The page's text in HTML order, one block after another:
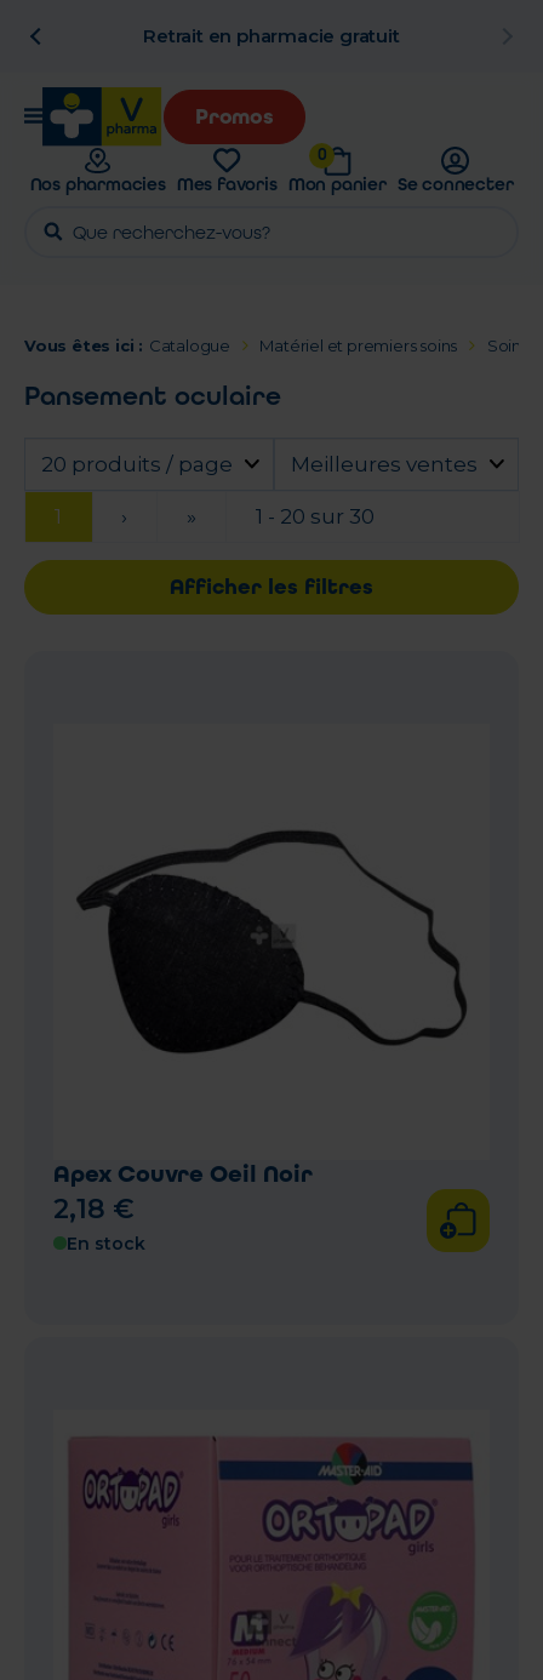
Retrait en pharmacie gratuit
Promos
Nos pharmacies Mes favoris
0
Mon panier Se connecter
Vous êtes ici : Catalogue Matériel et premiers soins Soins
Pansement oculaire
20 produits / page Meilleures ventes
1 › » 1 - 20 sur 30
Afficher les filtres
Apex Couvre Oeil Noir
2,18 €
En stock